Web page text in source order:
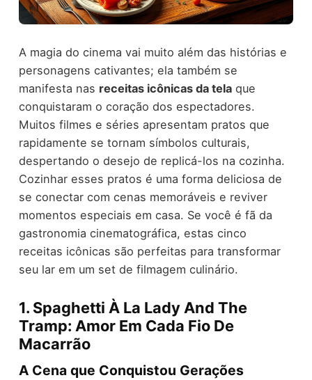
A magia do cinema vai muito além das histórias e
personagens cativantes; ela também se
manifesta nas receitas icônicas da telaque
conquistaram o coração dos espectadores.
Muitos filmes e séries apresentam pratos que
rapidamente se tornam símbolos culturais,
despertando o desejo de replicá-los na cozinha.
Cozinhar esses pratos é uma forma deliciosa de
se conectar com cenas memoráveis e reviver
momentos especiais em casa. Se você é fã da
gastronomia cinematográfica, estas cinco
receitas icônicas são perfeitas para transformar
seu lar em um set de filmagem culinário.
1. Spaghetti À La Lady And The
Tramp: Amor Em Cada Fio De
Macarrão
A Cena que Conquistou Gerações